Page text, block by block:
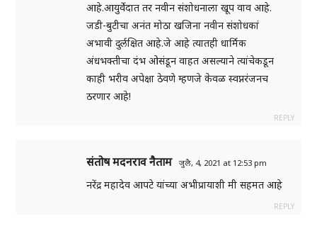
आहे.आयुर्वेदात तर नवीन संशोधनाला खूप वाव आहे.
जडी-बुटीचा अनंत मोठा खजिना नवीन संशोधकां
अभावी दुर्लक्षित आहे.जे आहे त्यातही धार्मिक
अंधभक्तीचा दंभ ओसंडून वाहत असल्याने त्यांचेकडून
काही भरीव अपेक्षा ठेवणे म्हणजे केवळ स्वप्नरंजनच
ठरणार आहे!
REPLY
संतोष मदनराव नैताम जुलै, 4, 2021 at 12:53 pm
नरेंद्र महादेव आपटे यांच्या अभीप्रायाशी मी सहमत आहे
REPLY